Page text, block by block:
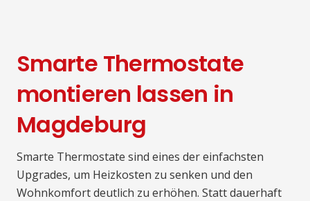
Smarte Thermostate
montieren lassen in
Magdeburg
Smarte Thermostate sind eines der einfachsten
Upgrades, um Heizkosten zu senken und den
Wohnkomfort deutlich zu erhöhen. Statt dauerhaft